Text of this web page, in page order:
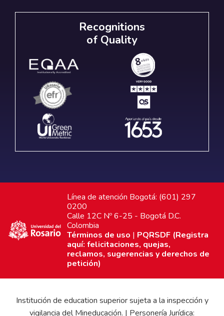
Recognitions
of Quality
Línea de atención Bogotá: (601) 297
0200
Calle 12C Nº 6-25 - Bogotá D.C.
Colombia
Términos de uso | PQRSDF (Registra
aquí: felicitaciones, quejas,
reclamos, sugerencias y derechos de
petición)
Institución de education superior sujeta a la inspección y
vigilancia del Mineducación. | Personería Jurídica: